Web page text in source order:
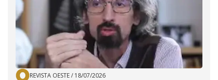
REVISTA OESTE/ 18/07/2026